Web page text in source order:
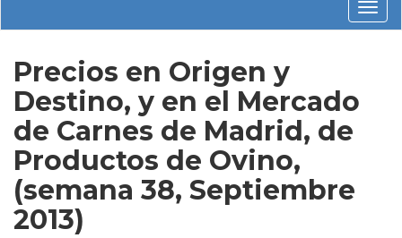
Precios en Origen y
Destino, y en el Mercado
de Carnes de Madrid, de
Productos de Ovino,
(semana 38, Septiembre
2013)